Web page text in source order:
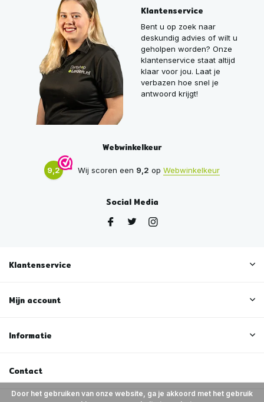
Klantenservice
Bent u op zoek naar
deskundig advies of wilt u
geholpen worden? Onze
klantenservice staat altijd
klaar voor jou. Laat je
verbazen hoe snel je
antwoord krijgt!
Webwinkelkeur
9,2 Wij scoren een 9,2 op Webwinkelkeur
Social Media
Klantenservice
Mijn account
Informatie
Contact
Door het gebruiken van onze website, ga je akkoord met het gebruik